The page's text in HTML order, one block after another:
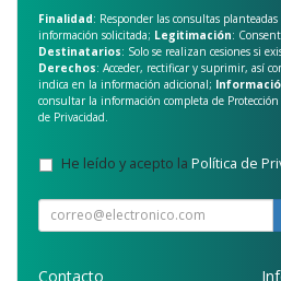
Finalidad: Responder las consultas
información solicitada; Legitimación:
Destinatarios: Solo se realizan cesiones si
Derechos: Acceder, rectificar y suprimir, así
indica en la información adicional;
consultar la información completa de
de Privacidad
He leído y acepto la Política de
Contacto